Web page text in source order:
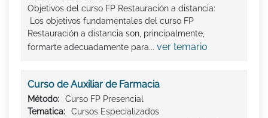
Objetivos del curso FP Restauración a distancia:
Los objetivos fundamentales del curso FP
Restauración a distancia son, principalmente,
formarte adecuadamente para... ver temario
Curso de Auxiliar de Farmacia
Método:
Curso FP Presencial
Tematica:
Cursos Especializados